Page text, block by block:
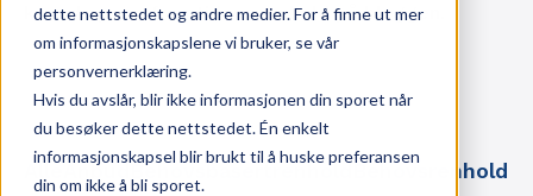
dette nettstedet og andre medier. For å finne ut mer
om informasjonskapslene vi bruker, se vår
personvernerklæring.
Hvis du avslår, blir ikke informasjonen din sporet når
du besøker dette nettstedet. Én enkelt
informasjonskapsel blir brukt til å huske preferansen
din om ikke å bli sporet.
kunnskap om fremtidens renhold på bloggen.
AlleAnbudBehovsbasertrenholdBehovsrenhold